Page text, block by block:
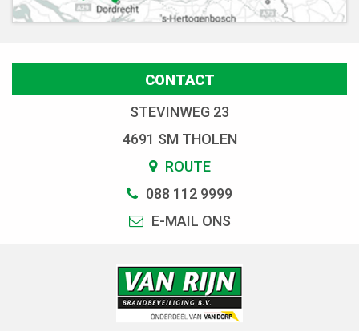
CONTACT
STEVINWEG 23
4691 SM THOLEN
ROUTE
088 112 9999
E-MAIL ONS